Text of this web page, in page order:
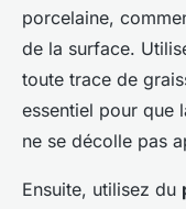
porcelaine,
de la surface.
toute trace de
essentiel pour que
ne se décolle pas
Ensuite, utilisez du